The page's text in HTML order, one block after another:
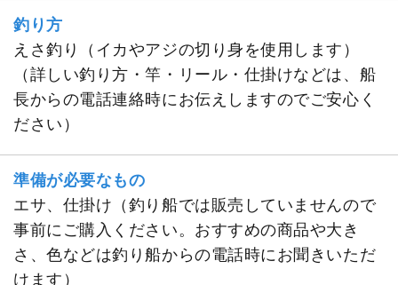
釣り方
えさ釣り（イカやアジの切り身を使用します）
（詳しい釣り方・竿・リール・仕掛けなどは、船
長からの電話連絡時にお伝えしますのでご安心く
ださい）
準備が必要なもの
エサ、仕掛け（釣り船では販売していませんので
事前にご購入ください。おすすめの商品や大き
さ、色などは釣り船からの電話時にお聞きいただ
けます）